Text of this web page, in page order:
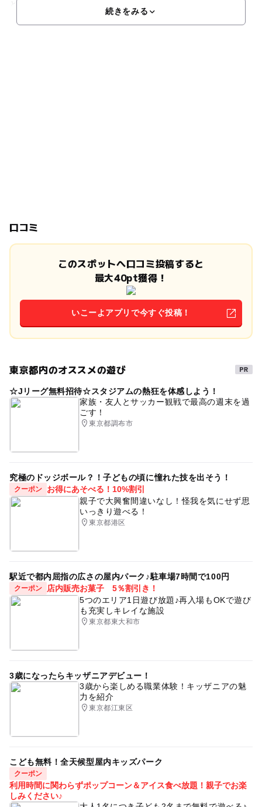
続きをみる
口コミ
このスポットへ口コミ投稿すると
最大40pt獲得！
いこーよアプリで今すぐ投稿！
東京都内のオススメの遊び
☆Jリーグ無料招待☆スタジアムの熱狂を体感しよう！
家族・友人とサッカー観戦で最高の週末を過
ごす！
東京都調布市
究極のドッジボール？！子どもの頃に憧れた技を出そう！
クーポン
お得にあそべる！10%割引
親子で大興奮間違いなし！怪我を気にせず思
いっきり遊べる！
東京都港区
駅近で都内屈指の広さの屋内パーク♪駐車場7時間で100円
クーポン
店内販売お菓子 5％割引き！
5つのエリア1日遊び放題♪再入場もOKで遊び
も充実しキレイな施設
東京都東大和市
3歳になったらキッザニアデビュー！
3歳から楽しめる職業体験！キッザニアの魅
力を紹介
東京都江東区
こども無料！全天候型屋内キッズパーク
クーポン
利用時間に関わらずポップコーン＆アイス食べ放題！親子でお楽
しみください♪